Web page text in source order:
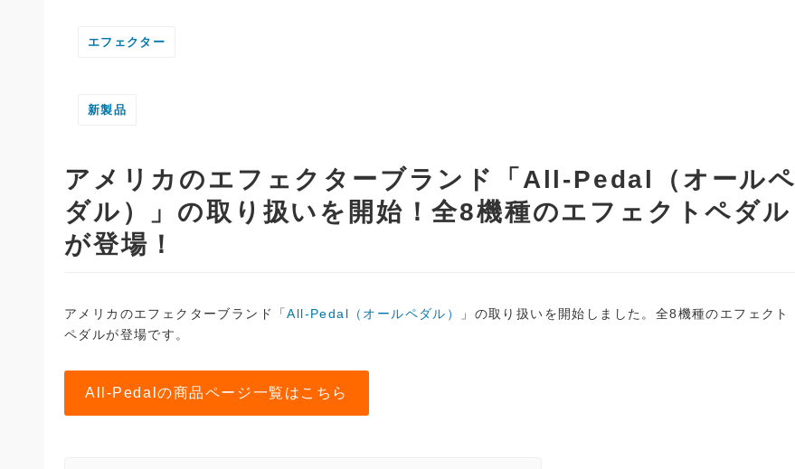
エフェクター
新製品
アメリカのエフェクターブランド「All-Pedal（オールペ
ダル）」の取り扱いを開始！全8機種のエフェクトペダル
が登場！
アメリカのエフェクターブランド「All-Pedal（オールペダル）
」の取り扱いを開始しました。全8機種のエフェクト
ペダルが登場です。
All-Pedalの商品ページ一覧はこちら